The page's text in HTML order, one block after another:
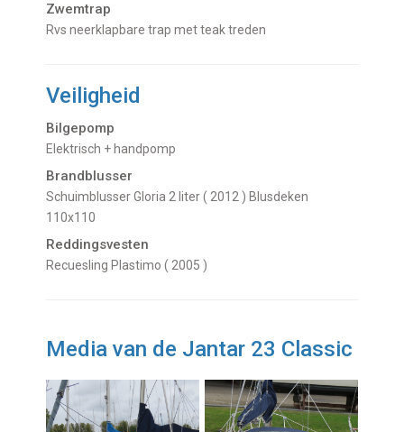
Zwemtrap
Rvs neerklapbare trap met teak treden
Veiligheid
Bilgepomp
elektrisch + handpomp
Brandblusser
Schuimblusser Gloria 2 liter ( 2012 ) Blusdeken
110x110
Reddingsvesten
Recuesling Plastimo ( 2005 )
Media van de Jantar 23 Classic